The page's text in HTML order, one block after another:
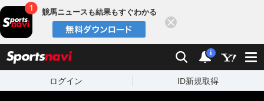
競馬ニュースも結果もすぐわかる
検索 通知
i
ログイン ID新規取得